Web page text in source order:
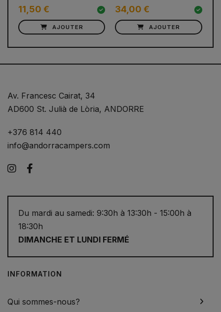
11,50 €
AJOUTER
34,00 €
AJOUTER
Av. Francesc Cairat, 34
AD600 St. Julià de Lòria, ANDORRE
+376 814 440
info@andorracampers.com
Instagram
Du mardi au samedi: 9:30h à 13:30h - 15:00h à
18:30h
DIMANCHE ET LUNDI FERMÉ
INFORMATION
Qui sommes-nous?